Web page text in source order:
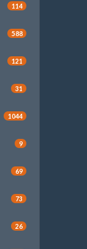
114
588
121
31
1044
9
69
73
26